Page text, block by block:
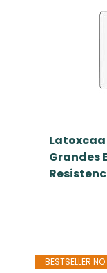
Grandes
BESTSELLER